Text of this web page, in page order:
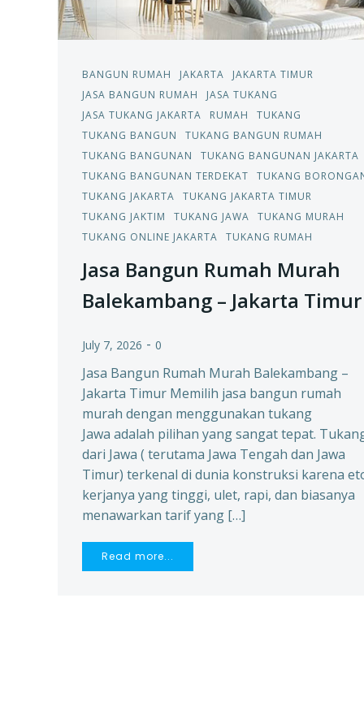
BANGUN RUMAH JAKARTA
JAKARTA TIMUR
JASA BANGUN RUMAH
JASA TUKANG
JASA TUKANG JAKARTA
RUMAH
TUKANG
TUKANG BANGUN
TUKANG BANGUN RUMAH
TUKANG BANGUNAN
TUKANG BANGUNAN JAKARTA
TUKANG BANGUNAN TERDEKAT
TUKANG
TUKANG JAKARTA
TUKANG JAKARTA TIMUR
TUKANG JAKTIM
TUKANG JAWA
TUKANG MURAH
TUKANG ONLINE JAKARTA
TUKANG RUMAH
Jasa Bangun Rumah Murah
Balekambang – Jakarta Timur
July 7, 2026 - 0
Jasa Bangun Rumah Murah Balekambang –
Jakarta Timur Memilih jasa bangun rumah
murah dengan menggunakan tukang
Jawa adalah pilihan yang sangat tepat.
dari Jawa ( terutama Jawa Tengah dan Jawa
Timur) terkenal di dunia konstruksi karena
kerjanya yang tinggi, ulet, rapi, dan biasanya
menawarkan tarif yang […]
Read more...